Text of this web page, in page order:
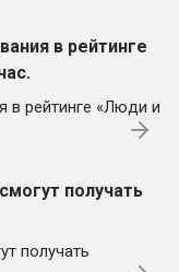
в рейтинге
в рейтинге «Люди и
получать
получать